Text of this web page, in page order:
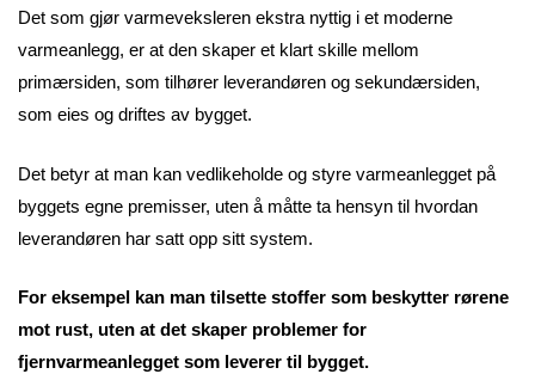
Det som gjør varmeveksleren ekstra nyttig i et moderne
varmeanlegg, er at den skaper et klart skille mellom
primærsiden, som tilhører leverandøren og sekundærsiden,
som eies og driftes av bygget.
Det betyr at man kan vedlikeholde og styre varmeanlegget på
byggets egne premisser, uten å måtte ta hensyn til hvordan
leverandøren har satt opp sitt system.
For eksempel kan man tilsette stoffer som beskytter rørene
mot rust, uten at det skaper problemer for
fjernvarmeanlegget som leverer til bygget.